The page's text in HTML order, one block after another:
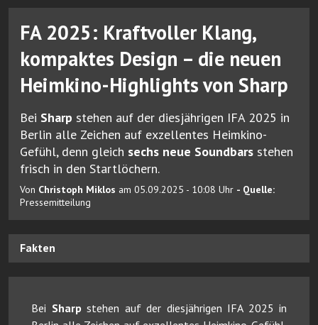
FA 2025: Kraftvoller Klang,
kompaktes Design – die neuen
Heimkino-Highlights von Sharp
Bei Sharp stehen auf der diesjährigen IFA 2025 in
Berlin alle Zeichen auf exzellentes Heimkino-
Gefühl, denn gleich sechs neue Soundbars stehen
frisch in den Startlöchern.
Von Christoph Miklos am 05.09.2025 - 10:08 Uhr - Quelle:
Pressemitteilung
Fakten
Bei Sharp stehen auf der diesjährigen IFA 2025 in